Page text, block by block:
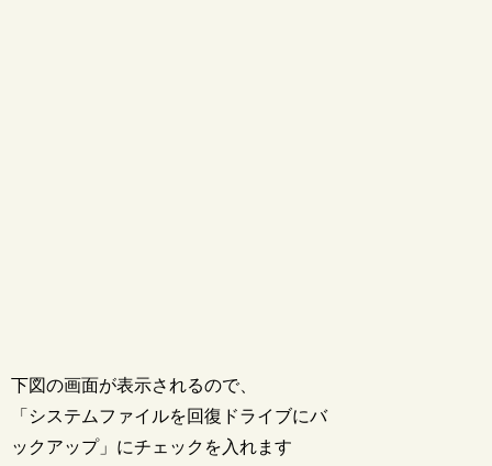
下図の画面が表示されるので、
「システムファイルを回復ドライブにバ
ックアップ」にチェックを入れます